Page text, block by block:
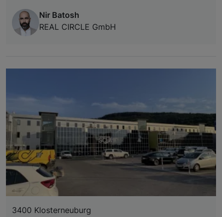
Nir Batosh
REAL CIRCLE GmbH
3400 Klosterneuburg